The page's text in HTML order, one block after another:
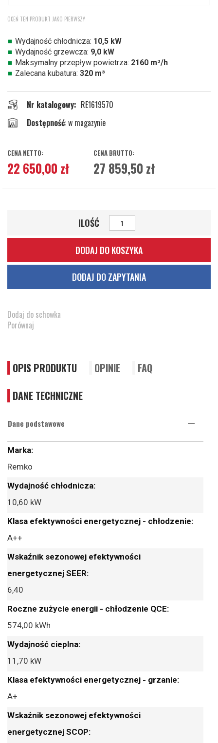
na
galerii
OCEŃ TEN PRODUKT JAKO PIERWSZY
Wydajność chłodnicza: 10,5 kW
Wydajność grzewcza: 9,0 kW
Maksymalny przepływ powietrza: 2160 m³/h
Zalecana kubatura: 320 m³
Nr katalogowy
RE1619570
w magazynie
27 859,50 zł
22 650,00 zł
ILOŚĆ
DODAJ DO KOSZYKA
DODAJ DO ZAPYTANIA
Dodaj do schowka
Porównaj
OPIS PRODUKTU OPINIE
FAQ
DANE TECHNICZNE
Dane podstawowe
Więcej
Remko
10,60 kW
A++
6,40
574,00 kWh
11,70 kW
A+